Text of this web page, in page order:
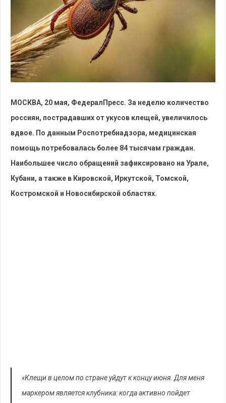
МОСКВА, 20 мая, ФедералПресс. За неделю количество
россиян, пострадавших от укусов клещей, увеличилось
вдвое. По данным Роспотребнадзора, медицинская
помощь потребовалась более 84 тысячам граждан.
Наибольшее число обращений зафиксировано на Урале,
Кубани, а также в Кировской, Иркутской, Томской,
Костромской и Новосибирской областях.
«Клещи в целом по стране уйдут к концу июня. Для меня
маркером является клубника: когда активно пойдет